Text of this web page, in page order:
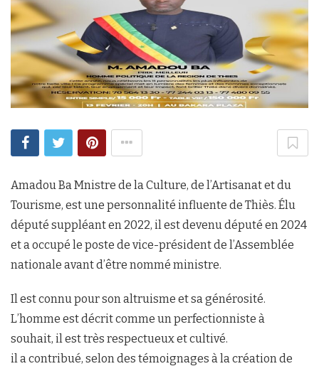
Amadou Ba Mnistre de la Culture, de l’Artisanat et du
Tourisme, est une personnalité influente de Thiès. Élu
député suppléant en 2022, il est devenu député en 2024
et a occupé le poste de vice-président de l’Assemblée
nationale avant d’être nommé ministre.
Il est connu pour son altruisme et sa générosité.
L’homme est décrit comme un perfectionniste à
souhait, il est très respectueux et cultivé.
il a contribué, selon des témoignages à la création de